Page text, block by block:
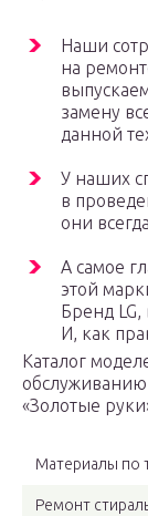
Наши
на
замену
данной
У наших
в
они
А самое
этой
Бренд LG,
И, как
Каталог
«Золотые
Материалы по
Ремонт